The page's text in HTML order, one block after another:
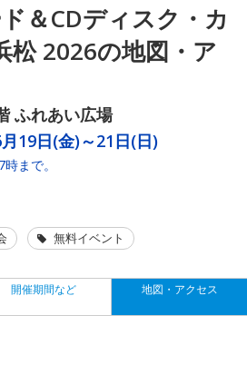
＆CDディスク・カ
松 2026の地図・ア
ふれあい広場
19日(金)～21日(日)
まで。
無料イベント
開催期間など 地図・アクセス